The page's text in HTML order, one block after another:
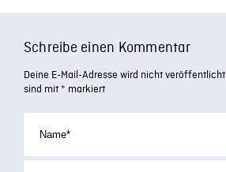
Schreibe einen Kommentar
Deine E-Mail-Adresse wird nicht
sind mit * markiert